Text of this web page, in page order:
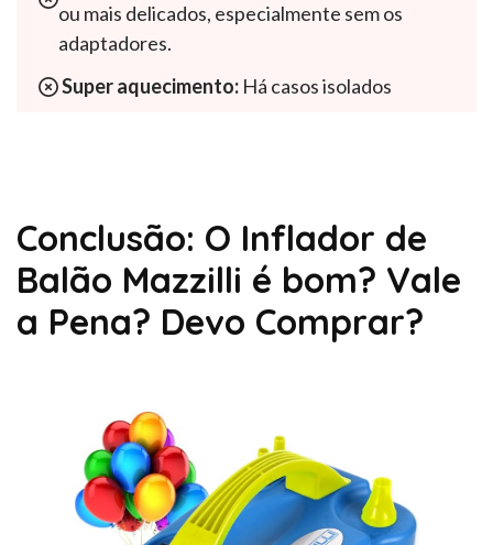
ou mais delicados, especialmente sem os
adaptadores.
Super aquecimento: Há casos isolados
Conclusão: O Inflador de
Balão Mazzilli é bom? Vale
a Pena? Devo Comprar?